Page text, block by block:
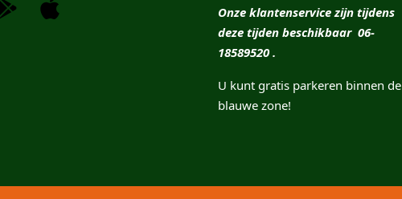
Onze klantenservice zijn tijdens
deze tijden beschikbaar 06-
18589520 .
U kunt gratis parkeren binnen de
blauwe zone!